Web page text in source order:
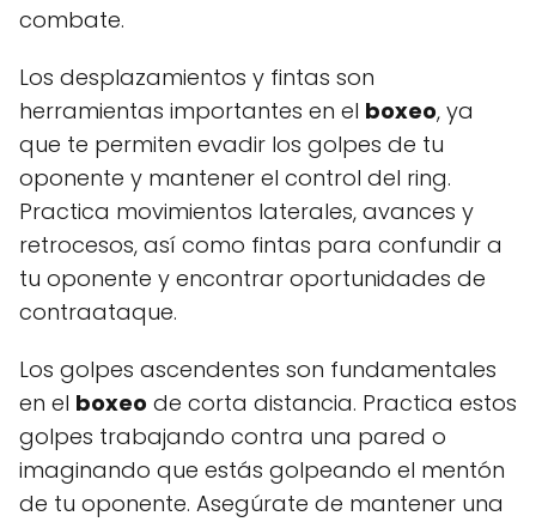
combate.
Los desplazamientos y fintas son
herramientas importantes en el boxeo, ya
que te permiten evadir los golpes de tu
oponente y mantener el control del ring.
Practica movimientos laterales, avances y
retrocesos, así como fintas para confundir a
tu oponente y encontrar oportunidades de
contraataque.
Los golpes ascendentes son fundamentales
en el boxeo de corta distancia. Practica estos
golpes trabajando contra una pared o
imaginando que estás golpeando el mentón
de tu oponente. Asegúrate de mantener una